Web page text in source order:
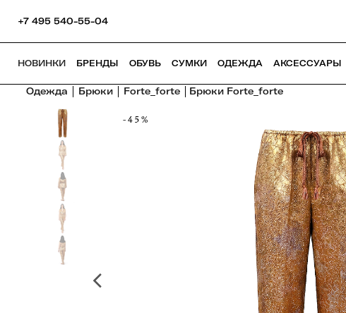
+7 495 540-55-04
НОВИНКИ БРЕНДЫ ОБУВЬ СУМКИ ОДЕЖДА АКСЕССУАРЫ
Одежда Брюки Forte_forte Брюки Forte_forte
-45%